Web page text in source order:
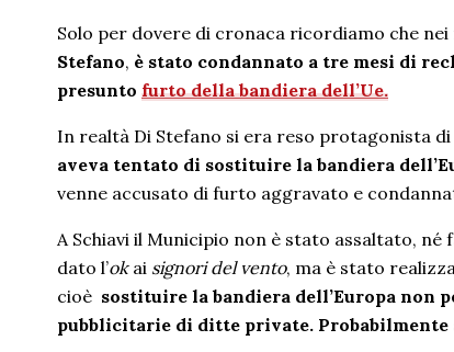
Solo per dovere di cronaca ricordiamo che nei
Stefano, è stato condannato a tre mesi di
presunto furto della bandiera dell’Ue.
In realtà Di Stefano si era reso protagonista di
aveva tentato di sostituire la bandiera
venne accusato di furto aggravato e
A Schiavi il Municipio non è stato assaltato,
dato l’ok ai signori del vento, ma è stato
cioè sostituire la bandiera dell’Europa non
pubblicitarie di ditte private. Probabilmente